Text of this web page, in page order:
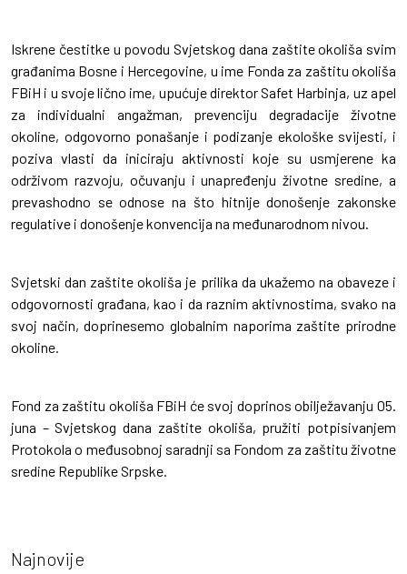
Iskrene čestitke u povodu Svjetskog dana zaštite okoliša svim
građanima Bosne i Hercegovine, u ime Fonda za zaštitu okoliša
FBiH i u svoje lično ime, upućuje direktor Safet Harbinja, uz apel
za individualni angažman, prevenciju degradacije životne
okoline, odgovorno ponašanje i podizanje ekološke svijesti, i
poziva vlasti da iniciraju aktivnosti koje su usmjerene ka
održivom razvoju, očuvanju i unapređenju životne sredine, a
prevashodno se odnose na što hitnije donošenje zakonske
regulative i donošenje konvencija na međunarodnom nivou.
Svjetski dan zaštite okoliša je prilika da ukažemo na obaveze i
odgovornosti građana, kao i da raznim aktivnostima, svako na
svoj način, doprinesemo globalnim naporima zaštite prirodne
okoline.
Fond za zaštitu okoliša FBiH će svoj doprinos obilježavanju 05.
juna – Svjetskog dana zaštite okoliša, pružiti potpisivanjem
Protokola o međusobnoj saradnji sa Fondom za zaštitu životne
sredine Republike Srpske.
Najnovije